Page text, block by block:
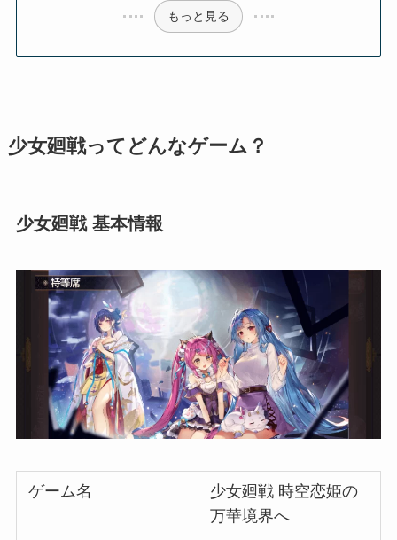
もっと見る
少女廻戦ってどんなゲーム？
少女廻戦 基本情報
ゲーム名
少女廻戦 時空恋姫の
万華境界へ